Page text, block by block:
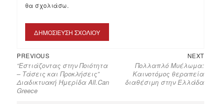
θα σχολιάσω.
Πλοήγηση
άρθρων
PREVIOUSPrevious
post:
“Εστιάζοντας στην Ποιότητα
– Τάσεις και Προκλήσεις”
Διαδικτυακή Ημερίδα All.Can
Greece
NEXTNext
post:
Πολλαπλό Μυέλωμα:
Καινοτόμος θεραπεία
διαθέσιμη στην Ελλάδα